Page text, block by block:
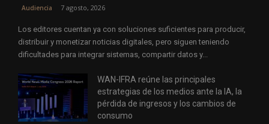
Audiencia 7 agosto, 2026
Los editores cuentan ya con soluciones suficientes para producir,
distribuir y monetizar noticias digitales, pero siguen teniendo
dificultades para integrar sistemas, compartir datos y...
WAN-IFRA reúne las principales
estrategias de los medios ante la IA, la
pérdida de ingresos y los cambios de
consumo